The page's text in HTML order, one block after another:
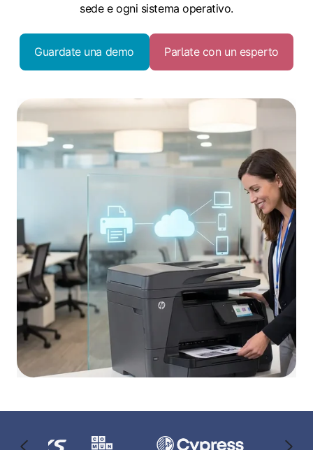
sede e ogni sistema operativo.
Guardate una demo Parlate con un esperto